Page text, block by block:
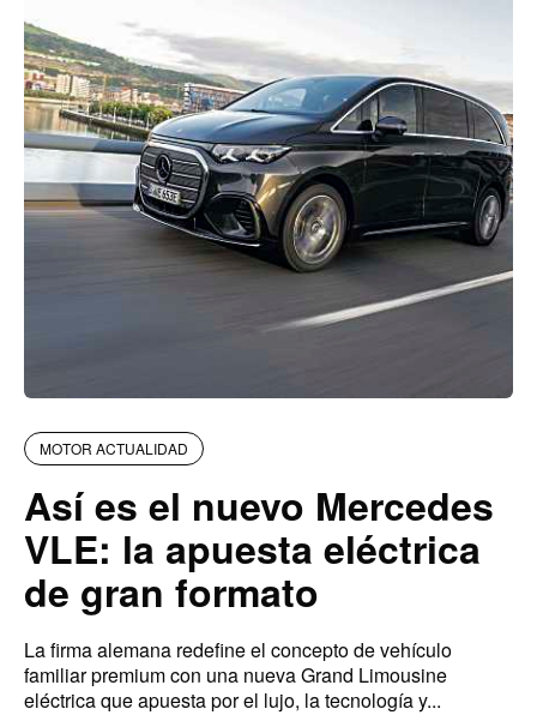
MOTOR ACTUALIDAD
Así es el nuevo Mercedes
VLE: la apuesta eléctrica
de gran formato
La firma alemana redefine el concepto de vehículo
familiar premium con una nueva Grand Limousine
eléctrica que apuesta por el lujo, la tecnología y...